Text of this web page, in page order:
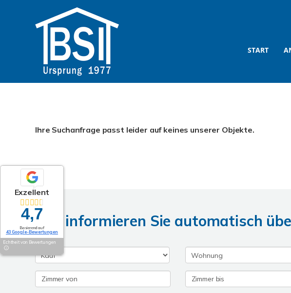
START
Ihre Suchanfrage passt leider auf keines unserer Objekte.
Wir informieren Sie automatisch
Exzellent
4,7
Basierend auf
43 Google-Bewertungen
Echtheit von Bewertungen